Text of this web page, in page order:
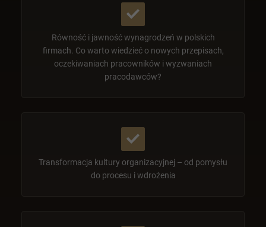
Równość i jawność wynagrodzeń w polskich
firmach. Co warto wiedzieć o nowych przepisach,
oczekiwaniach pracowników i wyzwaniach
pracodawców?
Transformacja kultury organizacyjnej – od pomysłu
do procesu i wdrożenia